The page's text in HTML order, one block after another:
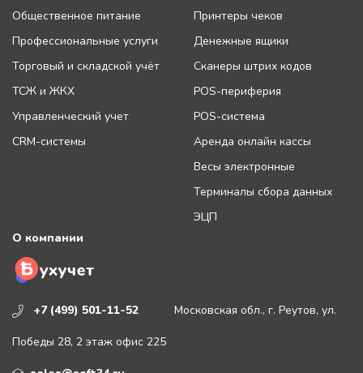
+7 (499) 501-11-52 Московская обл., г. Реутов, ул.
Победы 28, 2 этаж офис 225
Общественное питание
Профессиональные услуги
Торговый и складской учёт
ТСЖ и ЖКХ
Управленческий учет
CRM-системы
Принтеры чеков
Денежные ящики
Сканеры штрих кодов
POS-периферия
POS-система
Аренда онлайн кассы
Весы электронные
Терминалы сбора данных
ЭЦП
О компании